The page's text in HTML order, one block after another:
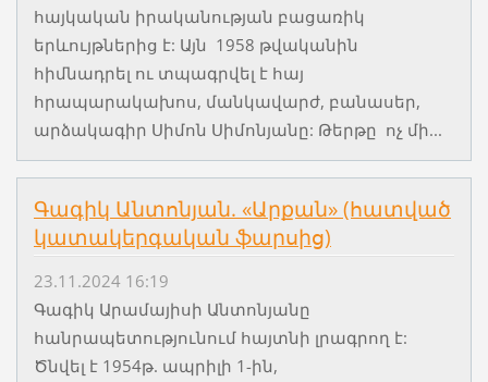
հայկական իրականության բացառիկ
երևույթներից է: Այն 1958 թվականին
հիմնադրել ու տպագրվել է հայ
հրապարակախոս, մանկավարժ, բանասեր,
արձակագիր Սիմոն Սիմոնյանը: Թերթը ոչ մի...
Գագիկ Անտոնյան. «Արքան» (հատված
կատակերգական ֆարսից)
23.11.2024 16:19
Գագիկ Արամայիսի Անտոնյանը
հանրապետությունում հայտնի լրագրող է:
Ծնվել է 1954թ. ապրիլի 1-ին,